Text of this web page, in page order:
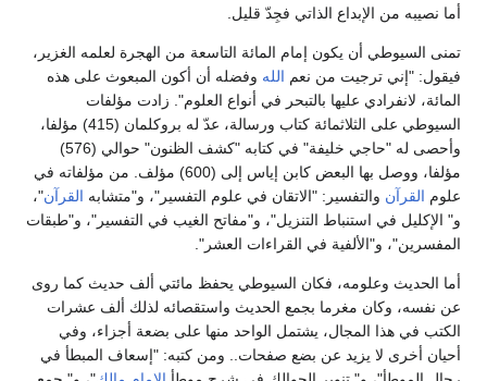
أما نصيبه من الإبداع الذاتي فجِدّ قليل.
تمنى السيوطي أن يكون إمام المائة التاسعة من الهجرة لعلمه الغزير،
فيقول: "إني ترجيت من نعم الله وفضله أن أكون المبعوث على هذه
المائة، لانفرادي عليها بالتبحر في أنواع العلوم". زادت مؤلفات
السيوطي على الثلاثمائة كتاب ورسالة، عدّ له بروكلمان (415) مؤلفا،
وأحصى له "حاجي خليفة" في كتابه "كشف الظنون" حوالي (576)
مؤلفا، ووصل بها البعض كابن إياس إلى (600) مؤلف. من مؤلفاته في
علوم القرآن والتفسير: "الاتقان في علوم التفسير"، و"متشابه القرآن"،
و" الإكليل في استنباط التنزيل"، و"مفاتح الغيب في التفسير"، و"طبقات
المفسرين"، و"الألفية في القراءات العشر".
أما الحديث وعلومه، فكان السيوطي يحفظ مائتي ألف حديث كما روى
عن نفسه، وكان مغرما بجمع الحديث واستقصائه لذلك ألف عشرات
الكتب في هذا المجال، يشتمل الواحد منها على بضعة أجزاء، وفي
أحيان أخرى لا يزيد عن بضع صفحات.. ومن كتبه: "إسعاف المبطأ في